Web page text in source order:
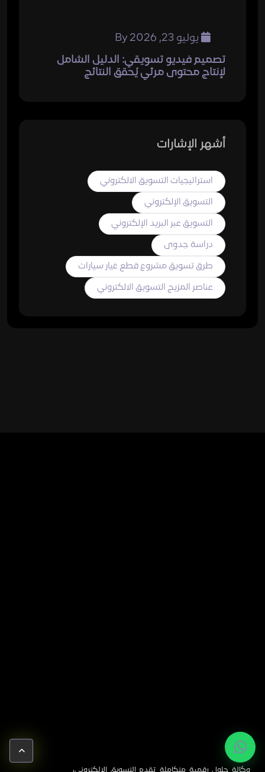
يوليو 23, 2026
By
تصميم فيديو تسويقي: الدليل الشامل
لإنتاج محتوى مرئي يُحقق النتائج
أشهر الإشارات
استراتيجيات التسويق الالكتروني
التسويق الإلكتروني
التسويق عبر البريد الإلكتروني
دراسة جدوى
طرق تسويق مشروع قطع غيار سيارات
عناصر المزيج التسويق الالكتروني
وكالة حلول رقمية متكاملة تقدم التسويق الإلكتروني،